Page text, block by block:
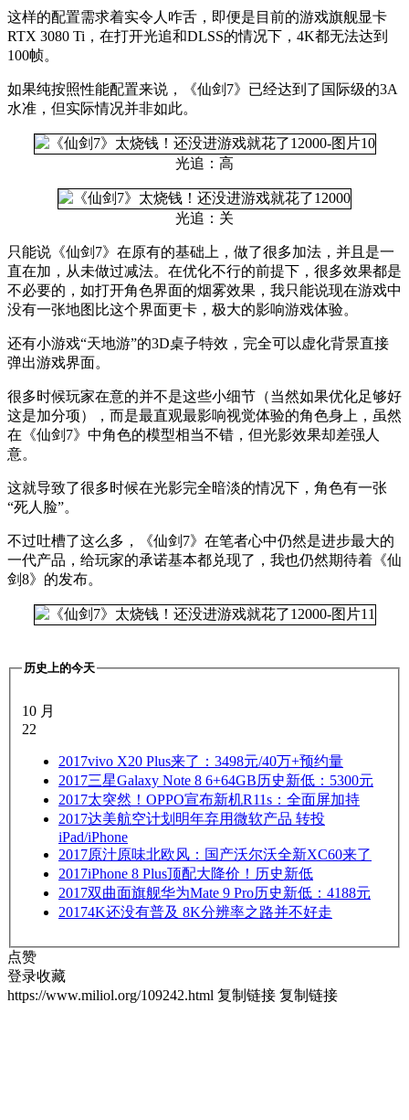
这样的配置需求着实令人咋舌，即便是目前的游戏旗舰显卡
RTX 3080 Ti，在打开光追和DLSS的情况下，4K都无法达到
100帧。
如果纯按照性能配置来说，《仙剑7》已经达到了国际级的3A
水准，但实际情况并非如此。
光追：高
光追：关
只能说《仙剑7》在原有的基础上，做了很多加法，并且是一
直在加，从未做过减法。在优化不行的前提下，很多效果都是
不必要的，如打开角色界面的烟雾效果，我只能说现在游戏中
没有一张地图比这个界面更卡，极大的影响游戏体验。
还有小游戏“天地游”的3D桌子特效，完全可以虚化背景直接
弹出游戏界面。
很多时候玩家在意的并不是这些小细节（当然如果优化足够好
这是加分项），而是最直观最影响视觉体验的角色身上，虽然
在《仙剑7》中角色的模型相当不错，但光影效果却差强人
意。
这就导致了很多时候在光影完全暗淡的情况下，角色有一张
“死人脸”。
不过吐槽了这么多，《仙剑7》在笔者心中仍然是进步最大的
一代产品，给玩家的承诺基本都兑现了，我也仍然期待着《仙
剑8》的发布。
历史上的今天
10 月
22
2017vivo X20 Plus来了：3498元/40万+预约量
2017三星Galaxy Note 8 6+64GB历史新低：5300元
2017太突然！OPPO宣布新机R11s：全面屏加持
2017达美航空计划明年弃用微软产品 转投
iPad/iPhone
2017原汁原味北欧风：国产沃尔沃全新XC60来了
2017iPhone 8 Plus顶配大降价！历史新低
2017双曲面旗舰华为Mate 9 Pro历史新低：4188元
20174K还没有普及 8K分辨率之路并不好走
点赞
登录收藏
https://www.miliol.org/109242.html 复制链接 复制链接